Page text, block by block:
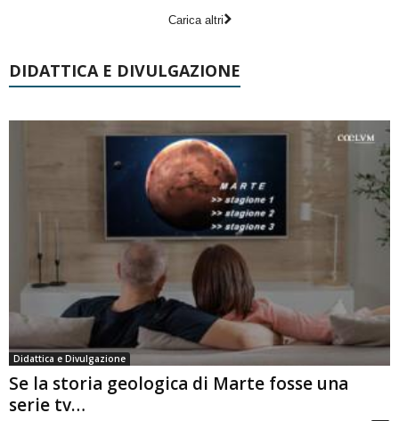
Carica altri
DIDATTICA E DIVULGAZIONE
Didattica e Divulgazione
Se la storia geologica di Marte fosse una
serie tv…